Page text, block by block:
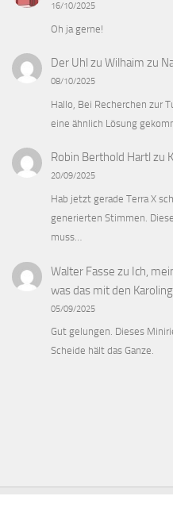
16/10/2025
Oh ja gerne!
Der Uhl zu Wilhaim zu
08/10/2025
Hallo, Bei Recherchen zur
eine ähnlich Lösung
Robin Berthold Hartl zu
20/09/2025
Hab jetzt gerade Terra X
generierten Stimmen.
muss…
Walter Fasse zu Ich,
was das mit den
05/09/2025
Gut gelungen. Dieses
Scheide hält das Ganze.